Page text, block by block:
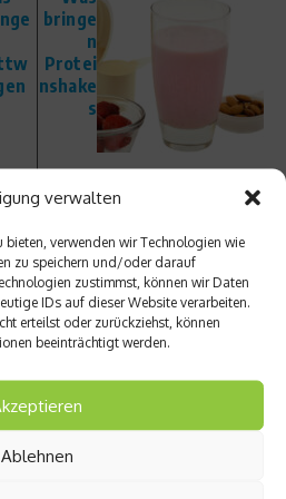
verwalten
verwenden wir Technologien wie
zu speichern und/oder darauf
zustimmst, können wir Daten
IDs auf dieser Website verarbeiten.
erteilst oder zurückziehst, können
beeinträchtigt werden.
Ablehnen
bringe
n
Protei
nshake
s